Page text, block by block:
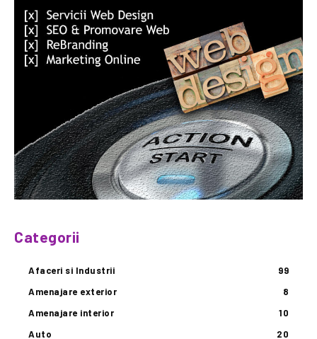
Categorii
Afaceri si Industrii
99
Amenajare exterior
8
Amenajare interior
10
Auto
20